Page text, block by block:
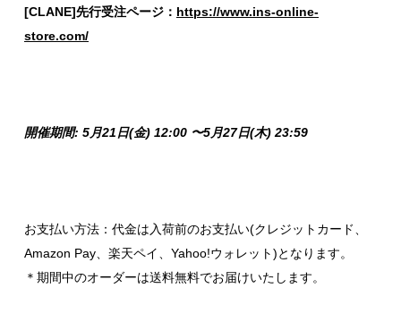
[CLANE]先行受注ページ： https://www.ins-online-
store.com/
開催期間: 5月21日(金) 12:00 〜5月27日(木) 23:59
お支払い方法：代金は入荷前のお支払い(クレジットカード、
Amazon Pay、楽天ペイ、Yahoo!ウォレット)となります。
＊期間中のオーダーは送料無料でお届けいたします。